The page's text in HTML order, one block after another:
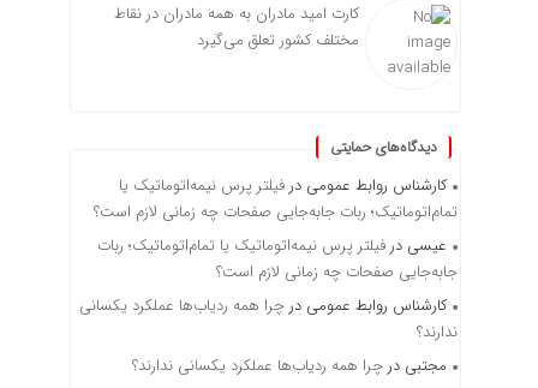
کارت امید مادران به همه مادران در نقاط
مختلف کشور تعلق می‌گیرد
دیدگاه‌های حمایتی
کارشناس روابط عمومی در فیلتر پرس نیمه‌اتوماتیک یا
تمام‌اتوماتیک؛ ربات جابه‌جایی صفحات چه زمانی لازم است؟
عیسی در فیلتر پرس نیمه‌اتوماتیک یا تمام‌اتوماتیک؛ ربات
جابه‌جایی صفحات چه زمانی لازم است؟
کارشناس روابط عمومی در چرا همه ردیاب‌ها عملکرد یکسانی
ندارند؟
مجتبی در چرا همه ردیاب‌ها عملکرد یکسانی ندارند؟